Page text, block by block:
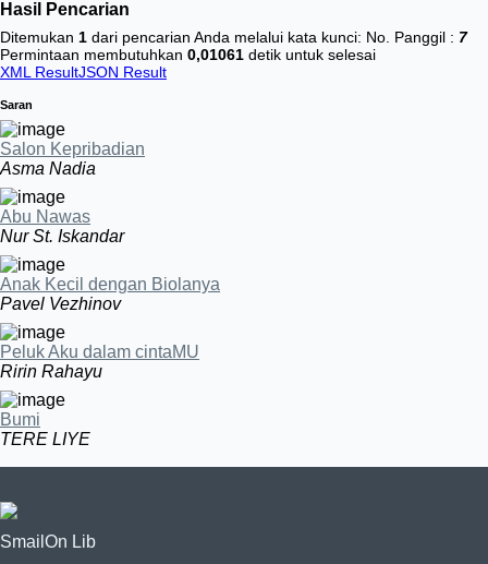
Hasil Pencarian
Ditemukan 1 dari pencarian Anda melalui kata kunci: No. Panggil : 7
Permintaan membutuhkan 0,01061 detik untuk selesai
XML ResultJSON Result
Saran
Salon Kepribadian
Asma Nadia
Abu Nawas
Nur St. Iskandar
Anak Kecil dengan Biolanya
Pavel Vezhinov
Peluk Aku dalam cintaMU
Ririn Rahayu
Bumi
TERE LIYE
SmailOn Lib